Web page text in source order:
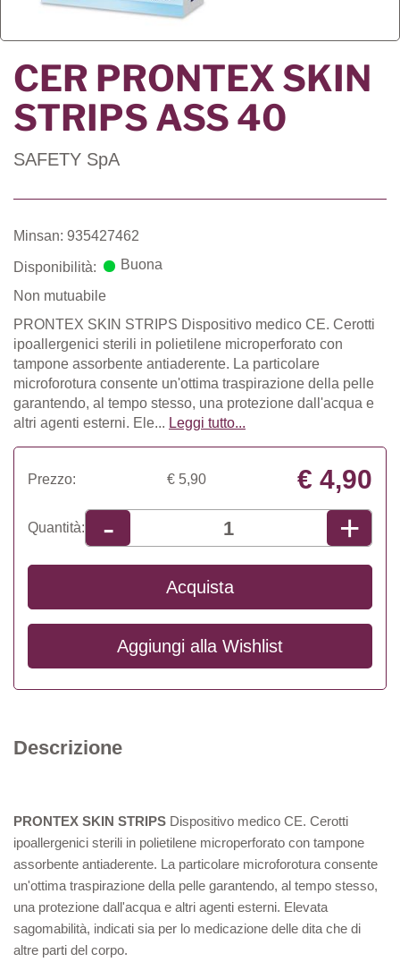
CER PRONTEX SKIN
STRIPS ASS 40
SAFETY SpA
Minsan: 935427462
Disponibilità: Buona
Non mutuabile
PRONTEX SKIN STRIPS Dispositivo medico CE. Cerotti
ipoallergenici sterili in polietilene microperforato con
tampone assorbente antiaderente. La particolare
microforotura consente un'ottima traspirazione della pelle
garantendo, al tempo stesso, una protezione dall'acqua e
altri agenti esterni. Ele... Leggi tutto...
Prezzo: € 5,90 € 4,90
Quantità: - +
Acquista
Aggiungi alla Wishlist
Descrizione
PRONTEX SKIN STRIPS Dispositivo medico CE. Cerotti
ipoallergenici sterili in polietilene microperforato con tampone
assorbente antiaderente. La particolare microforotura consente
un'ottima traspirazione della pelle garantendo, al tempo stesso,
una protezione dall'acqua e altri agenti esterni. Elevata
sagomabilità, indicati sia per lo medicazione delle dita che di
altre parti del corpo.